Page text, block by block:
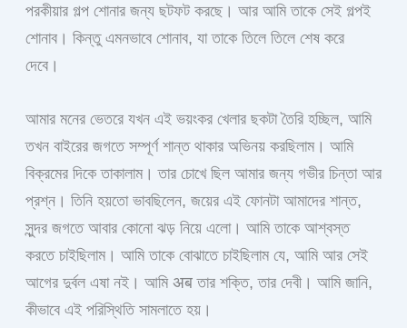
পরকীয়ার গল্প শোনার জন্য ছটফট করছে। আর আমি তাকে সেই গল্পই
শোনাব। কিন্তু এমনভাবে শোনাব, যা তাকে তিলে তিলে শেষ করে
দেবে।
আমার মনের ভেতরে যখন এই ভয়ংকর খেলার ছকটা তৈরি হচ্ছিল, আমি
তখন বাইরের জগতে সম্পূর্ণ শান্ত থাকার অভিনয় করছিলাম। আমি
বিক্রমের দিকে তাকালাম। তার চোখে ছিল আমার জন্য গভীর চিন্তা আর
প্রশ্ন। তিনি হয়তো ভাবছিলেন, জয়ের এই ফোনটা আমাদের শান্ত,
সুন্দর জগতে আবার কোনো ঝড় নিয়ে এলো। আমি তাকে আশ্বস্ত
করতে চাইছিলাম। আমি তাকে বোঝাতে চাইছিলাম যে, আমি আর সেই
আগের দুর্বল এষা নই। আমি अब তার শক্তি, তার দেবী। আমি জানি,
কীভাবে এই পরিস্থিতি সামলাতে হয়।